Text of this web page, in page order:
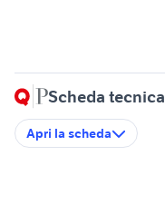
Scheda tecnica
Apri la scheda